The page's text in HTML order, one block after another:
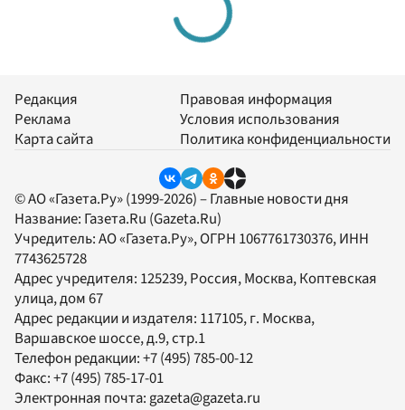
Редакция
Реклама
Карта сайта
Правовая информация
Условия использования
Политика конфиденциальности
© АО «Газета.Ру» (1999-2026) – Главные новости дня
Название: Газета.Ru (Gazeta.Ru)
Учредитель:АО «Газета.Ру», ОГРН 1067761730376, ИНН
7743625728
Адрес учредителя: 125239, Россия, Москва, Коптевская
улица, дом 67
Адрес редакции и издателя: 117105, г. Москва,
Варшавское шоссе, д.9, стр.1
Телефон редакции:+7 (495) 785-00-12
Факс:+7 (495) 785-17-01
Электронная почта: gazeta@gazeta.ru